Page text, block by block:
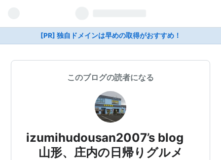
[PR] 独自ドメインは早めの取得がおすすめ！
このブログの読者になる
izumihudousan2007’s blog
山形、庄内の日帰りグルメ